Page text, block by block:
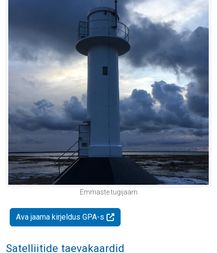
Emmaste tugijaam
Ava jaama kirjeldus GPA-s
Satelliitide taevakaardid